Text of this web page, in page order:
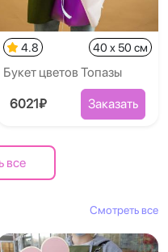
4.8 40 x 50 см
Букет цветов Топазы
6021₽ Заказать
все
Смотреть все